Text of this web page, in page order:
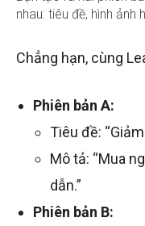
nhau: tiêu đề, hình ảnh
Chẳng hạn, cùng
Phiên bản A:
Tiêu đề:
Mô tả: “Mua
dẫn.”
Phiên bản B: